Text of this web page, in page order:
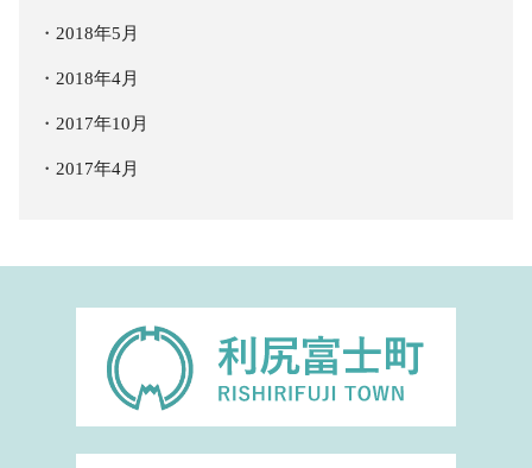
2018年5月
2018年4月
2017年10月
2017年4月